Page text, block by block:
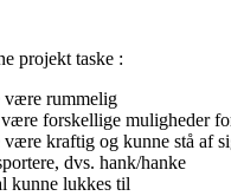
projekt taske :
være rummelig
forskellige muligheder
kraftig og kunne stå af
dvs. hank/hanke
kunne lukkes til